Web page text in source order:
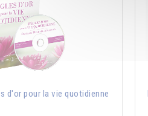
d'or pour la vie quotidienne